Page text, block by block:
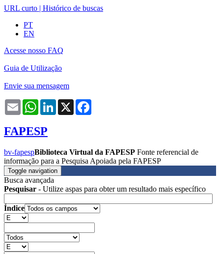
URL curto | Histórico de buscas
PT
EN
Acesse nosso FAQ
Guia de Utilização
Envie sua mensagem
Email WhatsAppLinkedIn
X
FAPESP
bv-fapespBiblioteca Virtual da FAPESP Fonte referencial de
informação para a Pesquisa Apoiada pela FAPESP
Toggle navigation
Busca avançada
Pesquisar - Utilize aspas para obter um resultado mais específico
Índice